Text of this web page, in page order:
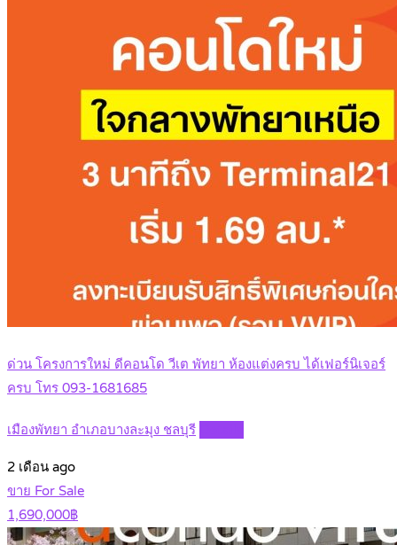
ด่วน โครงการใหม่ ดีคอนโด วีเต พัทยา ห้องแต่งครบ ได้เฟอร์นิเจอร์
ครบ โทร 093-1681685
เมืองพัทยา อำเภอบางละมุง ชลบุรี
2 เดือน ago
ขาย For Sale
1,690,000฿